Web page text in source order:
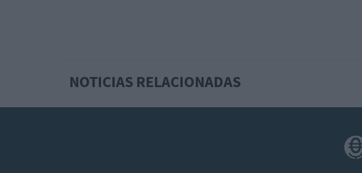
NOTICIAS RELACIONADAS